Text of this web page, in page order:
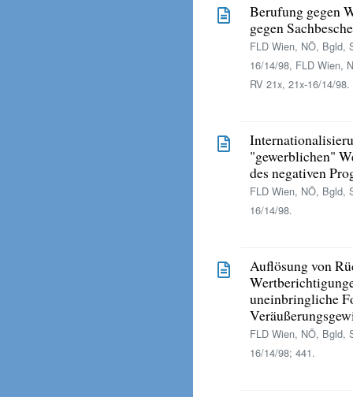
Berufung gegen
gegen
FLD Wien, NÖ, Bgld,
16/14/98, FLD Wien,
RV 21x, 21x-16/14/98.
"gewerblichen"
des negativen
FLD Wien, NÖ, Bgld,
16/14/98.
Auflösung von
uneinbringliche
FLD Wien, NÖ, Bgld,
16/14/98; 441.